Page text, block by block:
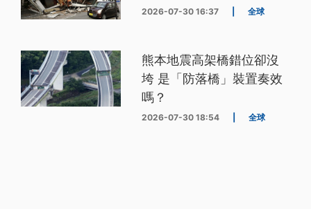
2026-07-30 16:37 全球
熊本地震高架橋錯位卻沒
垮 是「防落橋」裝置奏效
嗎？
2026-07-30 18:54 全球